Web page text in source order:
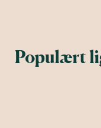
Populært